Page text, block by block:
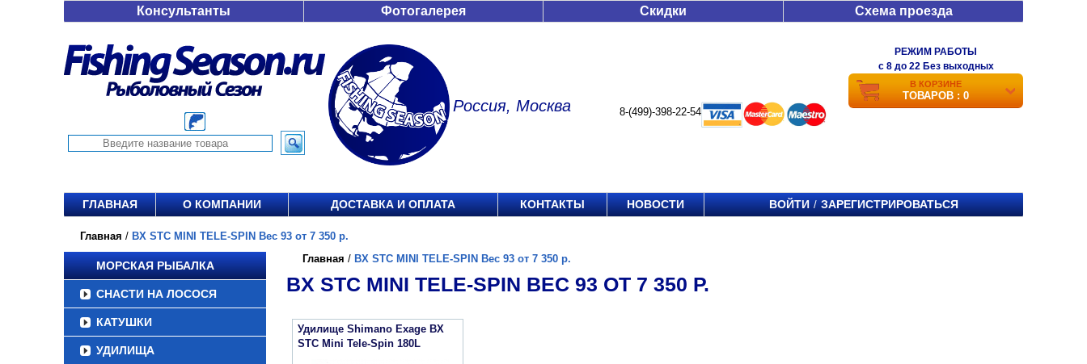
Консультанты Фотогалерея Скидки Схема проезда
Россия, Москва 8-(499)-398-22-54
РЕЖИМ РАБОТЫ
c 8 до 22 Без выходных
В КОРЗИНЕ
ТОВАРОВ : 0
ГЛАВНАЯ О КОМПАНИИ ДОСТАВКА И ОПЛАТА КОНТАКТЫ НОВОСТИ ВОЙТИ / ЗАРЕГИСТРИРОВАТЬСЯ
Главная / BX STC MINI TELE-SPIN Вес 93 от 7 350 р.
МОРСКАЯ РЫБАЛКА
СНАСТИ НА ЛОСОСЯ
КАТУШКИ
УДИЛИЩА
Главная / BX STC MINI TELE-SPIN Вес 93 от 7 350 р.
BX STC MINI TELE-SPIN ВЕС 93 ОТ 7 350 Р.
Удилище Shimano Exage BX
STC Mini Tele-Spin 180L